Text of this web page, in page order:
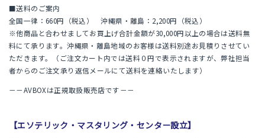
■送料のご案内
全国一律：660円（税込） 沖縄県・離島：2,200円（税込）
※他商品と合わせましてお買上げ合計金額が30,000円以上の場合は送料無
料にて承ります。沖縄県・離島地域のお客様は送料別途お見積りさせてい
ただきます。（ご注文カート内では送料０円で表示されますが、弊社担当
者からのご注文承り返信メールにて送料を連絡いたします）
－－AVBOXは正規取扱販売店です－－
【エソテリック・マスタリング・センター設立】